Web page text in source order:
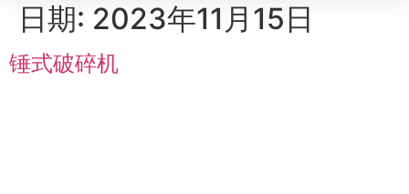
日期: 2023年11月15日
锤式破碎机